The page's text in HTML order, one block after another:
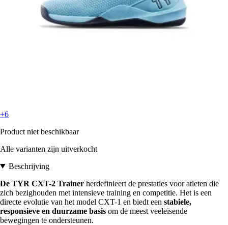
+6
Product niet beschikbaar
Alle varianten zijn uitverkocht
Beschrijving
De TYR CXT-2 Trainer herdefinieert de prestaties voor atleten die
zich bezighouden met intensieve training en competitie. Het is een
directe evolutie van het model CXT-1 en biedt een stabiele,
responsieve en duurzame basis om de meest veeleisende
bewegingen te ondersteunen.